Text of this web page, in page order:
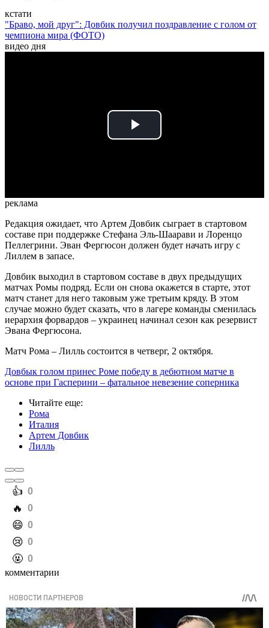
кстати
"Браво, мой друг": Довбик получил поздравление с голом от
чемпиона мира (ФОТО)
видео дня
Play
реклама
Редакция ожидает, что Артем Довбик сыграет в стартовом
составе при поддержке Стефана Эль-Шаарави и Лоренцо
Пеллегрини. Эван Фергюсон должен будет начать игру с
Лиллем в запасе.
Довбик выходил в стартовом составе в двух предыдущих
матчах Ромы подряд. Если он снова окажется в старте, этот
матч станет для него таковым уже третьим кряду. В этом
случае можно будет сказать, что в лагере команды сменилась
иерархия форвардов – украинец начинал сезон как резервист
Эвана Фергюсона.
Матч Рома – Лилль состоится в четверг, 2 октября.
Довбык голом принес Роме победу в дебютном матче в
основе при Гасперини – фатальное невезение соперника
Читайте еще:
Рома
Италия
Артем Довбик
Лилль
️👍 0
️🔥 0
️😄 0
️😢 0
️🤬 0
комментарии